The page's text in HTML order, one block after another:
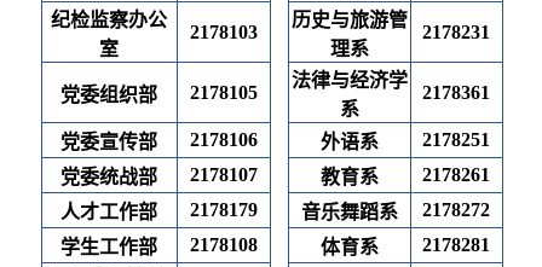
纪检监察办公
室
2178103
历史与旅游管
理系
2178231
党委组织部 2178105
法律与经济学
系
2178361
党委宣传部 2178106 外语系
2178251
党委统战部
2178107 教育系
2178261
人才工作部
2178179 音乐舞蹈系
2178272
学生工作部
2178108 体育系
2178281